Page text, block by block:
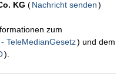
KG (Nachricht senden )
zum
TeleMedianGesetz) und dem
).